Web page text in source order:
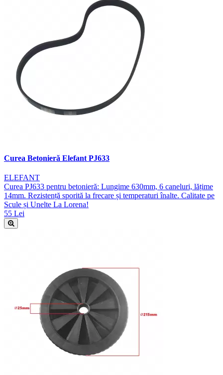
Curea Betonieră Elefant PJ633
ELEFANT
Curea PJ633 pentru betonieră: Lungime 630mm, 6 caneluri, lățime
14mm. Rezistență sporită la frecare și temperaturi înalte. Calitate pe
Scule și Unelte La Lorena!
55 Lei